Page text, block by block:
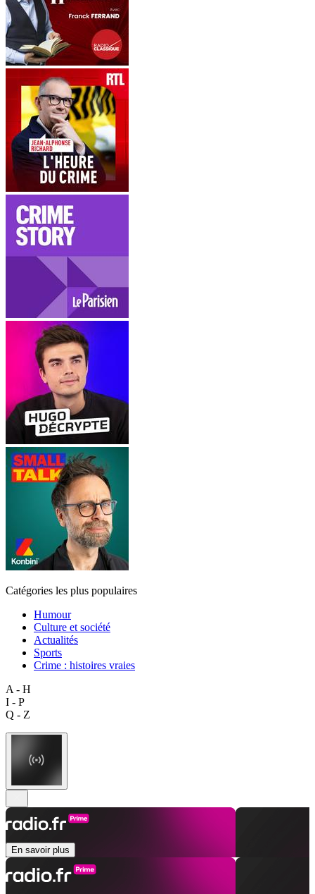
Catégories les plus populaires
Humour
Culture et société
Actualités
Sports
Crime : histoires vraies
A - H
I - P
Q - Z
En savoir plus